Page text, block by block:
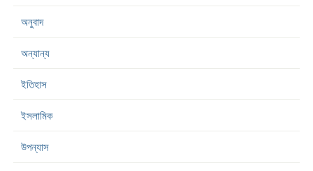
অনুবাদ
অন্যান্য
ইতিহাস
ইসলামিক
উপন্যাস